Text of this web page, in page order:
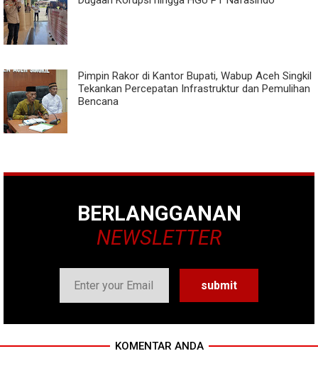
Pimpin Rakor di Kantor Bupati, Wabup Aceh Singkil
Tekankan Percepatan Infrastruktur dan Pemulihan
Bencana
BERLANGGANAN
NEWSLETTER
KOMENTAR ANDA